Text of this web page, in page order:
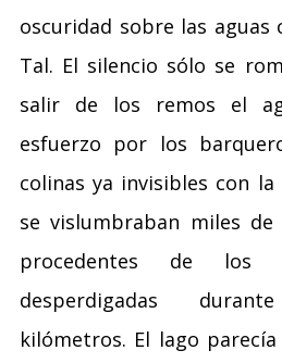
oscuridad sobre las aguas
Tal. El silencio sólo se
salir de los remos el
esfuerzo por los
colinas ya invisibles con
se vislumbraban miles de
procedentes de los
desperdigadas
kilómetros. El lago